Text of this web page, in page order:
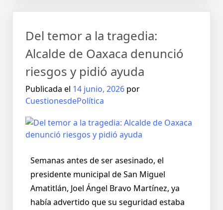
Del temor a la tragedia:
Alcalde de Oaxaca denunció
riesgos y pidió ayuda
Publicada el 14 junio, 2026 por
CuestionesdePolítica
Semanas antes de ser asesinado, el
presidente municipal de San Miguel
Amatitlán, Joel Ángel Bravo Martínez, ya
había advertido que su seguridad estaba